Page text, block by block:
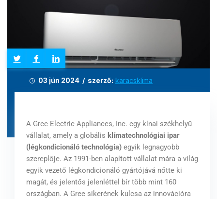
03 jún 2024 / szerző: karacsklima
A Gree Electric Appliances, Inc. egy kínai székhelyű
vállalat, amely a globális klímatechnológiai ipar
(légkondicionáló technológia) egyik legnagyobb
szereplője. Az 1991-ben alapított vállalat mára a világ
egyik vezető légkondicionáló gyártójává nőtte ki
magát, és jelentős jelenléttel bír több mint 160
országban. A Gree sikerének kulcsa az innovációra